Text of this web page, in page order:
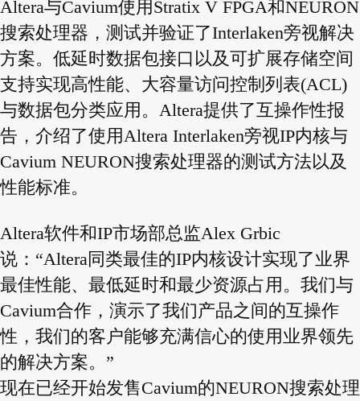
Altera与Cavium使用Stratix V FPGA和NEURON
搜索处理器，测试并验证了Interlaken旁视解决
方案。低延时数据包接口以及可扩展存储空间
支持实现高性能、大容量访问控制列表(ACL)
与数据包分类应用。Altera提供了互操作性报
告，介绍了使用Altera Interlaken旁视IP内核与
Cavium NEURON搜索处理器的测试方法以及
性能标准。
Altera软件和IP市场部总监Alex Grbic
说：“Altera同类最佳的IP内核设计实现了业界
最佳性能、最低延时和最少资源占用。我们与
Cavium合作，演示了我们产品之间的互操作
性，我们的客户能够充满信心的使用业界领先
的解决方案。”
现在已经开始发售Cavium的NEURON搜索处理